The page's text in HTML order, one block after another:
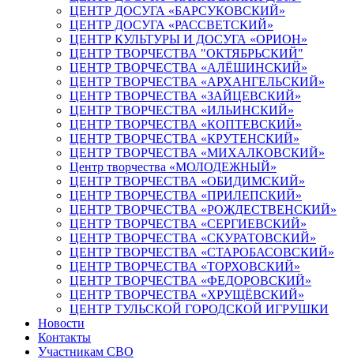
ЦЕНТР ДОСУГА «БАРСУКОВСКИЙ»
ЦЕНТР ДОСУГА «РАССВЕТСКИЙ»
ЦЕНТР КУЛЬТУРЫ И ДОСУГА «ОРИОН»
ЦЕНТР ТВОРЧЕСТВА "ОКТЯБРЬСКИЙ"
ЦЕНТР ТВОРЧЕСТВА «АЛЁШИНСКИЙ»
ЦЕНТР ТВОРЧЕСТВА «АРХАНГЕЛЬСКИЙ»
ЦЕНТР ТВОРЧЕСТВА «ЗАЙЦЕВСКИЙ»
ЦЕНТР ТВОРЧЕСТВА «ИЛЬИНСКИЙ»
ЦЕНТР ТВОРЧЕСТВА «КОПТЕВСКИЙ»
ЦЕНТР ТВОРЧЕСТВА «КРУТЕНСКИЙ»
ЦЕНТР ТВОРЧЕСТВА «МИХАЛКОВСКИЙ»
Центр творчества «МОЛОДЕЖНЫЙ»
ЦЕНТР ТВОРЧЕСТВА «ОБИДИМСКИЙ»
ЦЕНТР ТВОРЧЕСТВА «ПРИЛЕПСКИЙ»
ЦЕНТР ТВОРЧЕСТВА «РОЖДЕСТВЕНСКИЙ»
ЦЕНТР ТВОРЧЕСТВА «СЕРГИЕВСКИЙ»
ЦЕНТР ТВОРЧЕСТВА «СКУРАТОВСКИЙ»
ЦЕНТР ТВОРЧЕСТВА «СТАРОБАСОВСКИЙ»
ЦЕНТР ТВОРЧЕСТВА «ТОРХОВСКИЙ»
ЦЕНТР ТВОРЧЕСТВА «ФЕДОРОВСКИЙ»
ЦЕНТР ТВОРЧЕСТВА «ХРУЩЁВСКИЙ»
ЦЕНТР ТУЛЬСКОЙ ГОРОДСКОЙ ИГРУШКИ
Новости
Контакты
Участникам СВО